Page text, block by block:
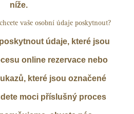
níže.
vaše osobní údaje poskytnout?
údaje, které jsou
online rezervace nebo
které jsou označené
moci příslušný proces